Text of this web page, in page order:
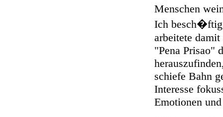
Menschen
Ich
arbeitete
"Pena Prisao"
schiefe Bahn
Interesse
Emotionen